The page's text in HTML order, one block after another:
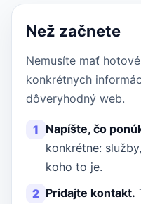
Než začnete
Nemusíte mať
konkrétnych
dôveryhodný web.
1 Napíšte, čo
konkrétne:
koho to je.
2 Pridajte kontakt.